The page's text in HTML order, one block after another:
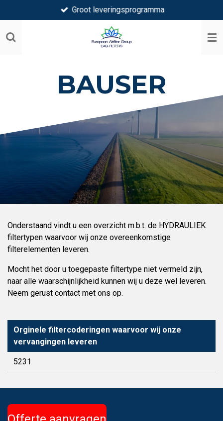
direct
naar
Groot leveringsprogramma
BAUSER
Onderstaand vindt u een overzicht m.b.t. de HYDRAULIEK
filtertypen waarvoor wij onze overeenkomstige
filterelementen leveren.
Mocht het door u toegepaste filtertype niet vermeld zijn,
naar alle waarschijnlijkheid kunnen wij u deze wel leveren.
Neem gerust contact met ons op.
Orginele filtercoderingen waarvoor wij onze
vervangingen leveren
5231